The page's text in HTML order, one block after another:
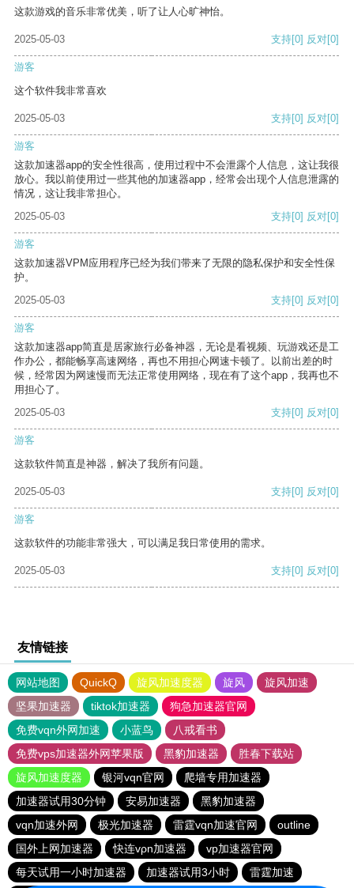
这款游戏的音乐非常优美，听了让人心旷神怡。
2025-05-03 支持[0] 反对[0]
游客
这个软件我非常喜欢
2025-05-03 支持[0] 反对[0]
游客
这款加速器app的安全性很高，使用过程中不会泄露个人信息，这让我很
放心。我以前使用过一些其他的加速器app，经常会出现个人信息泄露的
情况，这让我非常担心。
2025-05-03
支持[0] 反对[0]
游客
这款加速器VPM应用程序已经为我们带来了无限的隐私保护和安全性保
护。
2025-05-03
支持[0] 反对[0]
游客
这款加速器app简直是居家旅行必备神器，无论是看视频、玩游戏还是工
作办公，都能畅享高速网络，再也不用担心网速卡顿了。以前出差的时
候，经常因为网速慢而无法正常使用网络，现在有了这个app，我再也不
用担心了。
2025-05-03
支持[0] 反对[0]
游客
这款软件简直是神器，解决了我所有问题。
2025-05-03 支持[0] 反对[0]
游客
这款软件的功能非常强大，可以满足我日常使用的需求。
2025-05-03 支持[0] 反对[0]
友情链接
网站地图 QuickQ 旋风加速度器 旋风
旋风加速
坚果加速器
tiktok加速器
狗急加速器官网
免费vqn外网加速
小蓝鸟
八戒看书
免费vps加速器外网苹果版
黑豹加速器
胜春下载站
旋风加速度器
银河vqn官网
爬墙专用加速器
加速器试用30分钟
安易加速器
黑豹加速器
vqn加速外网
极光加速器 雷霆vqn加速官网
outline
国外上网加速器
快连vρn加速器
vp加速器官网
每天试用一小时加速器
加速器试用3小时 雷霆加速